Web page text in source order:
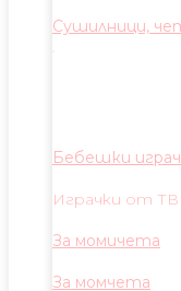
Сушилници,
Бебешки
Играчки от ТВ
За момичета
За момчета